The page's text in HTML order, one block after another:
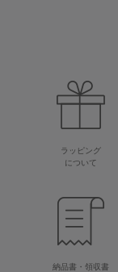
ラッピング
について
納品書・領収書